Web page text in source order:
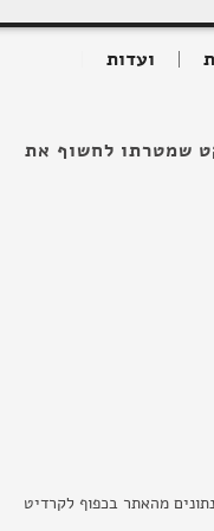
ועדות
שמטרתו לחשוף את
מהאתר בכפוף לקרדיט